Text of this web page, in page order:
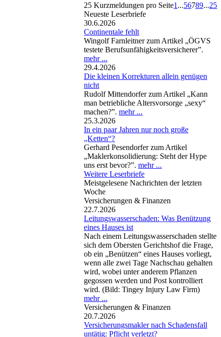
25 Kurzmeldungen pro Seite1 ...56789...25
Neueste Leserbriefe
30.6.2026
Continentale fehlt
Wingolf Farnleitner zum Artikel „ÖGVS
testete Berufsunfähigkeitsversicherer”.
mehr ...
29.4.2026
Die kleinen Korrekturen allein genügen
nicht
Rudolf Mittendorfer zum Artikel „Kann
man betriebliche Altersvorsorge „sexy“
machen?”. mehr ...
25.3.2026
In ein paar Jahren nur noch große
„Ketten“?
Gerhard Pesendorfer zum Artikel
„Maklerkonsolidierung: Steht der Hype
uns erst bevor?”. mehr ...
Weitere Leserbriefe
Meistgelesene Nachrichten der letzten
Woche
Versicherungen & Finanzen
22.7.2026
Leitungswasserschaden: Was Benützung
eines Hauses ist
Nach einem Leitungswasserschaden stellte
sich dem Obersten Gerichtshof die Frage,
ob ein „Benützen“ eines Hauses vorliegt,
wenn alle zwei Tage Nachschau gehalten
wird, wobei unter anderem Pflanzen
gegossen werden und Post kontrolliert
wird. (Bild: Tingey Injury Law Firm)
mehr ...
Versicherungen & Finanzen
20.7.2026
Versicherungsmakler nach Schadensfall
untätig: Pflicht verletzt?